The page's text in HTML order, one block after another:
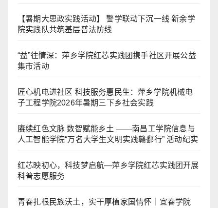
【暑期大思政实践活动】 警学联动下沉一线 新余学
院实践队共筑基层普法防线
“益”往情深：萍乡学院红芯实践团携手社区开展公益
集市活动
匠心机电进社区 科技服务惠民生：萍乡学院机械电
子工程学院2026年暑期三下乡社会实践
赓续红色文脉 数智赋能乡土 ——南昌工学院信息与
人工智能学院“万名大学生文明实践赣鄱行” 活动纪实
红芯映初心，科技梦启航—萍乡学院红芯实践团开展
科普志愿服务
青春扎根民族沃土，实干厚植家国情怀｜宜春学院